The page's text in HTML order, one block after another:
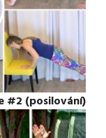
#2 (posilování)